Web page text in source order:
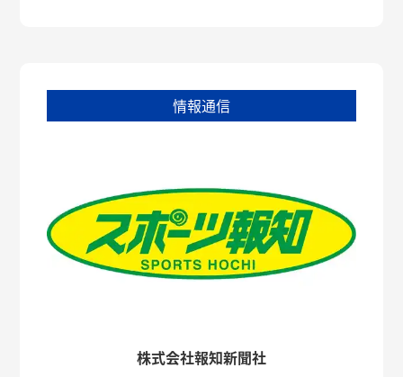
情報通信
株式会社報知新聞社